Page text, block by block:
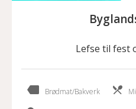
Lefse til fest
Brødmat/Bakverk